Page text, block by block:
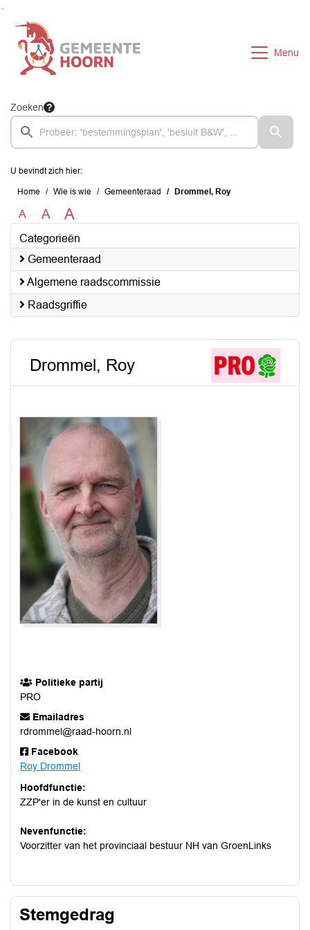
Menu
Zoeken
U bevindt zich hier:
Home Wie is wie Gemeenteraad Drommel, Roy
A A A
Categorieën
Gemeenteraad
Algemene raadscommissie
Raadsgriffie
Drommel, Roy
Politieke partij
PRO
Emailadres
rdrommel@raad-hoorn.nl
Facebook
Roy Drommel
Hoofdfunctie:
ZZP'er in de kunst en cultuur
Nevenfunctie:
Voorzitter van het provinciaal bestuur NH van GroenLinks
Stemgedrag